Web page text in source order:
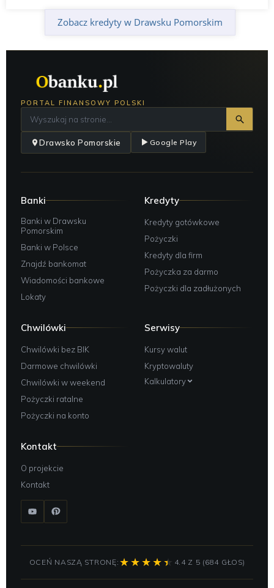
Zobacz kredyty w Drawsku Pomorskim
PORTAL FINANSOWY POLSKI
Drawsko Pomorskie Google Play
Banki
Banki w Drawsku
Pomorskim
Banki w Polsce
Znajdź bankomat
Wiadomości bankowe
Lokaty
Kredyty
Kredyty gotówkowe
Pożyczki
Kredyty dla firm
Pożyczka za darmo
Pożyczki dla zadłużonych
Chwilówki
Chwilówki bez BIK
Darmowe chwilówki
Chwilówki w weekend
Pożyczki ratalne
Pożyczki na konto
Serwisy
Kursy walut
Kryptowaluty
Kalkulatory
Kontakt
O projekcie
Kontakt
OCEŃ NASZĄ STRONĘ: 4.4 Z 5 (684 GŁOS)